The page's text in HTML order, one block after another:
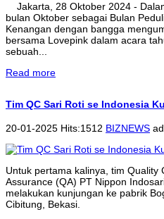
Jakarta, 28 Oktober 2024 -
bulan Oktober sebagai Bulan
Kenangan dengan bangga
bersama Lovepink dalam acara
sebuah...
Read more
Tim QC Sari Roti se Indonesia
20-01-2025 Hits:1512 BIZNEWS
Untuk pertama kalinya, tim Quality
Assurance (QA) PT Nippon
melakukan kunjungan ke pabrik
Cibitung, Bekasi.